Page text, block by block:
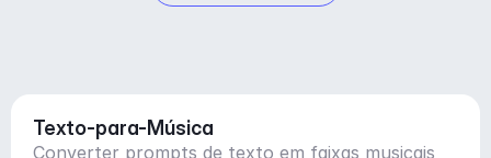
Texto-para-Música
Converter prompts de texto em faixas musicais